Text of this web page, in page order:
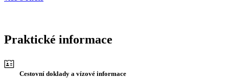
Praktické informace
Cestovní doklady a vízové informace